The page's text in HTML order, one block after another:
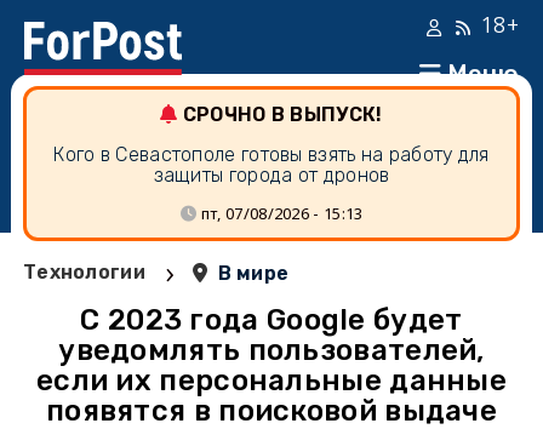
Меню
18+
СРОЧНО В ВЫПУСК!
Кого в Севастополе готовы взять на работу для
защиты города от дронов
пт, 07/08/2026 - 15:13
Технологии › В мире
С 2023 года Google будет
уведомлять пользователей,
если их персональные данные
появятся в поисковой выдаче